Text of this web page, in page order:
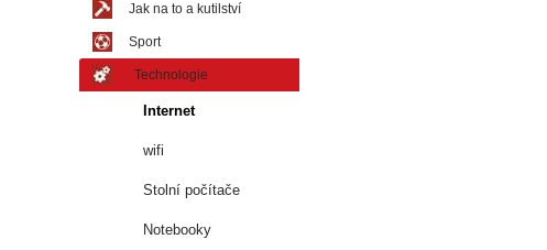
Jak na to a kutilství
Sport
Technologie
Internet
wifi
Stolní počítače
Notebooky